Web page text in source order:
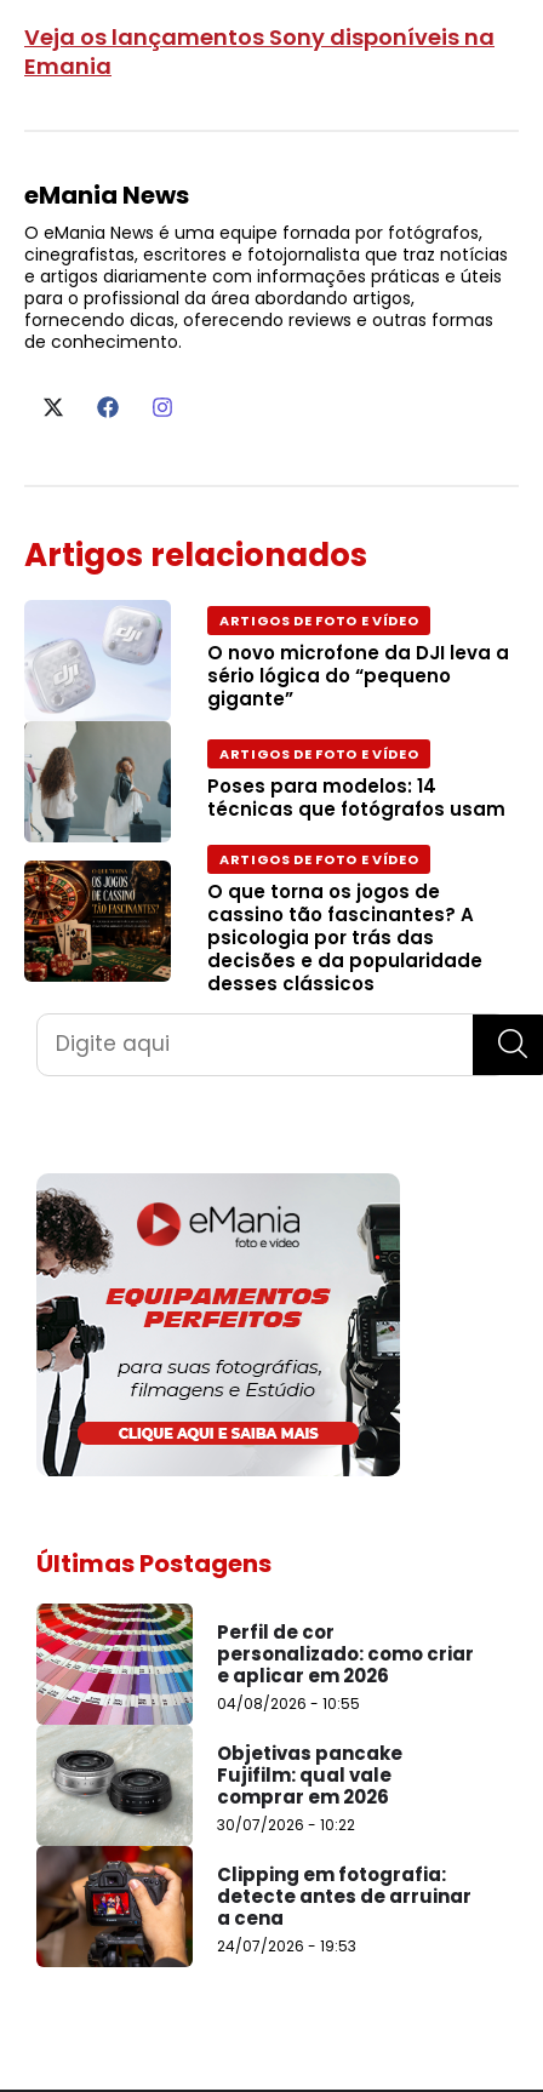
Veja os lançamentos Sony disponíveis na
Emania
eMania News
O eMania News é uma equipe fornada por fotógrafos,
cinegrafistas, escritores e fotojornalista que traz notícias
e artigos diariamente com informações práticas e úteis
para o profissional da área abordando artigos,
fornecendo dicas, oferecendo reviews e outras formas
de conhecimento.
Artigos relacionados
ARTIGOS DE FOTO E VÍDEO
O novo microfone da DJI leva a
sério lógica do “pequeno
gigante”
ARTIGOS DE FOTO E VÍDEO
Poses para modelos: 14
técnicas que fotógrafos usam
ARTIGOS DE FOTO E VÍDEO
O que torna os jogos de
cassino tão fascinantes? A
psicologia por trás das
decisões e da popularidade
desses clássicos
Pesquisar
Últimas Postagens
Perfil de cor
personalizado: como criar
e aplicar em 2026
04/08/2026 - 10:55
Objetivas pancake
Fujifilm: qual vale
comprar em 2026
30/07/2026 - 10:22
Clipping em fotografia:
detecte antes de arruinar
a cena
24/07/2026 - 19:53